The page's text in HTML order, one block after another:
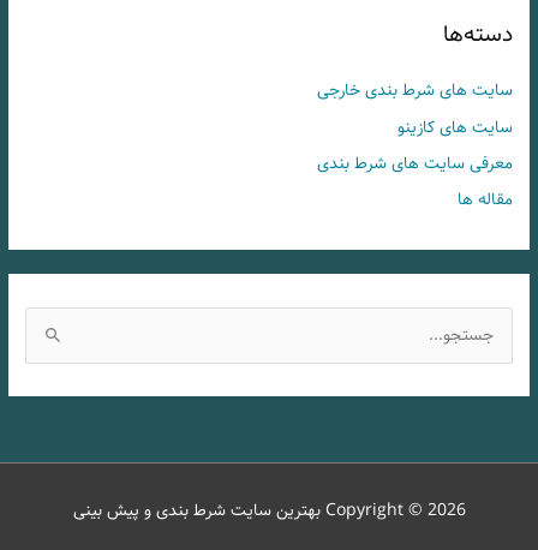
دسته‌ها
سایت های شرط بندی خارجی
سایت های کازینو
معرفی سایت های شرط بندی
مقاله ها
Copyright © 2026 بهترین سایت شرط بندی و پیش بینی